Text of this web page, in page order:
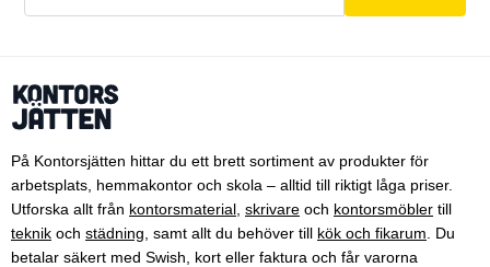
På Kontorsjätten hittar du ett brett sortiment av produkter för
arbetsplats, hemmakontor och skola – alltid till riktigt låga priser.
Utforska allt från kontorsmaterial skrivare och kontorsmöbler till
teknik och städning , samt allt du behöver till kök och fikarum . Du
betalar säkert med Swish, kort eller faktura och får varorna